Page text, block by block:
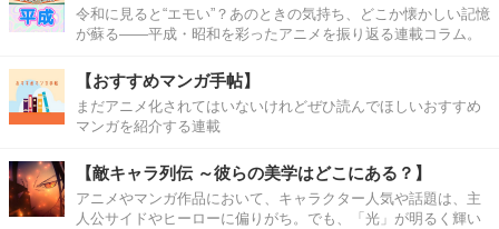
令和に見ると“エモい”？あのときの気持ち、どこか懐かしい記憶
が蘇る――平成・昭和を彩ったアニメを振り返る連載コラム。
【おすすめマンガ手帖】
まだアニメ化されてはいないけれどぜひ読んでほしいおすすめ
マンガを紹介する連載
【敵キャラ列伝 ～彼らの美学はどこにある？】
アニメやマンガ作品において、キャラクター人気や話題は、主
人公サイドやヒーローに偏りがち。でも、「光」が明るく輝い